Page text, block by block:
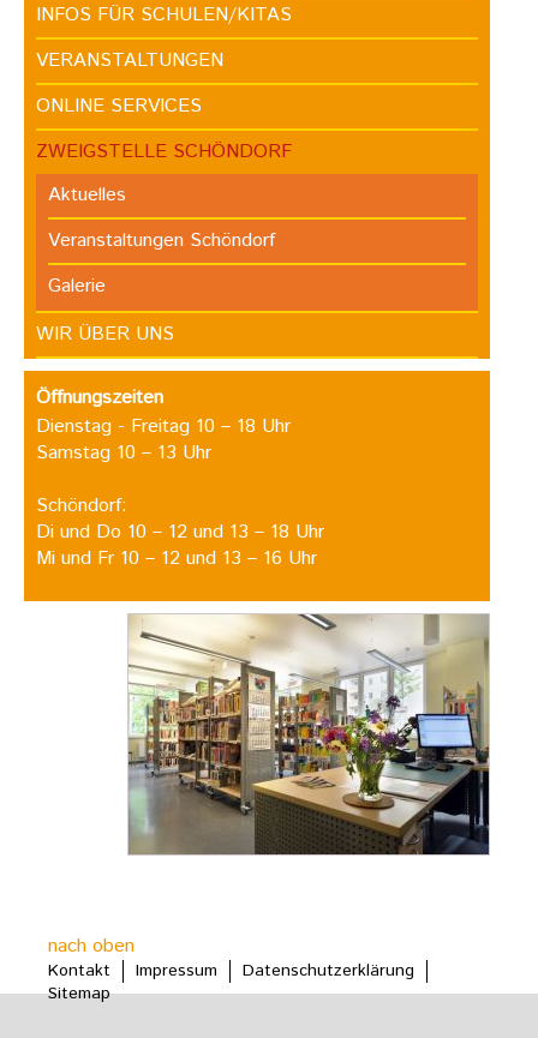
INFOS FÜR SCHULEN/KITAS
VERANSTALTUNGEN
ONLINE SERVICES
ZWEIGSTELLE SCHÖNDORF
Aktuelles
Veranstaltungen Schöndorf
Galerie
WIR ÜBER UNS
Öffnungszeiten
Dienstag - Freitag 10 – 18 Uhr
Samstag 10 – 13 Uhr
Schöndorf:
Di und Do 10 – 12 und 13 – 18 Uhr
Mi und Fr 10 – 12 und 13 – 16 Uhr
nach oben
Kontakt Impressum
Datenschutzerklärung
Sitemap